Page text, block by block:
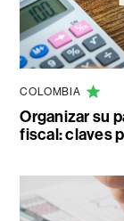
COLOMBIA
Organizar su
fiscal: claves